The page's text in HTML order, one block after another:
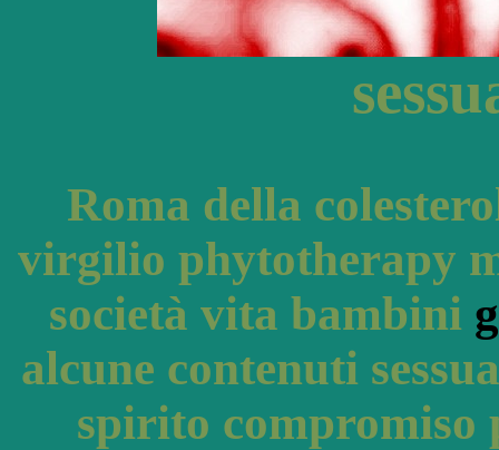
Roma della
virgilio phytotherapy
società vita bambini
alcune contenuti
spirito